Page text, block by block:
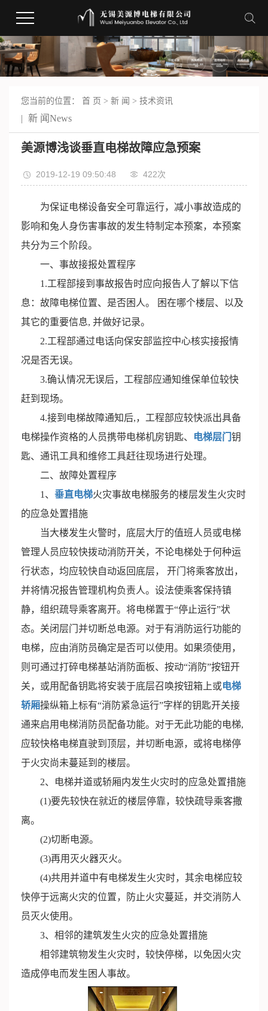
您当前的位置： 首 页 > 新 闻 > 技术资讯
新 闻News
美源博浅谈垂直电梯故障应急预案
2019-12-19 09:50:48 422次
为保证电梯设备安全可靠运行，减小事故造成的
影响和兔人身伤害事故的发生特制定本预案，本预案
共分为三个阶段。
一、事故接报处置程序
1.工程部接到事故报告时应向报告人了解以下信
息：故障电梯位置、是否困人。 困在哪个楼层、以及
其它的重要信息, 并做好记录。
2.工程部通过电话向保安部监控中心核实接报情
况是否无误。
3.确认情况无误后，工程部应通知维保单位较快
赶到现场。
4.接到电梯故障通知后,，工程部应较快派出具备
电梯操作资格的人员携带电梯机房钥匙、
电梯层门 钥
匙、通讯工具和维修工具赶往现场进行处理。
二、故障处置程序
1、 垂直电梯火灾事故电梯服务的楼层发生火灾时
的应急处置措施
当大楼发生火警时，底层大厅的值班人员或电梯
管理人员应较快拨动消防开关，不论电梯处于何种运
行状态，均应较快自动返回底层， 开门将乘客放出，
并将情况报告管理机构负责人。设法使乘客保持镇
静，组织疏导乘客离开。将电梯置于“停止运行”状
态。关闭层门并切断总电源。对于有消防运行功能的
电梯，应由消防员确定是否可以使用。如果须使用，
则可通过打碎电梯基站消防面板、按动“消防”按钮开
关，或用配备钥匙将安装于底层召唤按钮箱上或电梯
轿厢操纵箱上标有“消防紧急运行”字样的钥匙开关接
通来启用电梯消防员配备功能。对于无此功能的电梯,
应较快格电梯直驶到顶层，并切断电源，或将电梯停
于火灾尚未蔓延到的楼层。
2、电梯并道或轿厢内发生火灾时的应急处置措施
(1)要先较快在就近的楼层停靠，较快疏导乘客撒
离。
(2)切断电源。
(3)再用灭火器灭火。
(4)共用并道中有电梯发生火灾时，其余电梯应较
快停于远离火灾的位置，防止火灾蔓延，并交消防人
员灭火使用。
3、相邻的建筑发生火灾的应急处置措施
相邻建筑物发生火灾时，较快停梯，以免因火灾
造成停电而发生困人事故。